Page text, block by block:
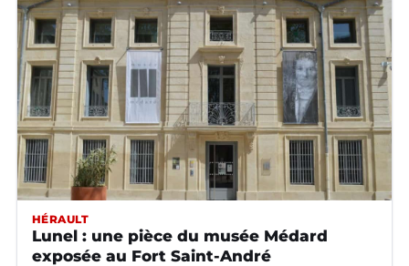
HÉRAULT
Lunel : une pièce du musée Médard
exposée au Fort Saint-André